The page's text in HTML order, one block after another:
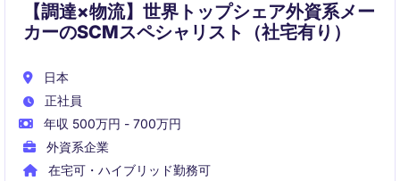
【調達×物流】世界トップシェア外資系メー
カーのSCMスペシャリスト（社宅有り）
日本
正社員
年収 500万円 - 700万円
外資系企業
在宅可・ハイブリッド勤務可